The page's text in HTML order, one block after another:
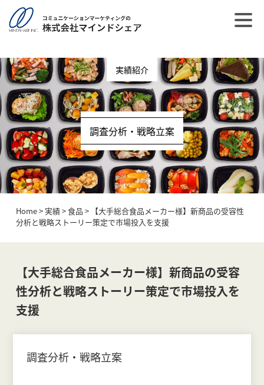
post_type = post
実績紹介
調査分析・戦略立案
Home>実績>食品 > 【大手総合食品メーカー様】新商品の受容性
分析と戦略ストーリー策定で市場投入を支援
【大手総合食品メーカー様】新商品の受容
性分析と戦略ストーリー策定で市場投入を
支援
調査分析・戦略立案